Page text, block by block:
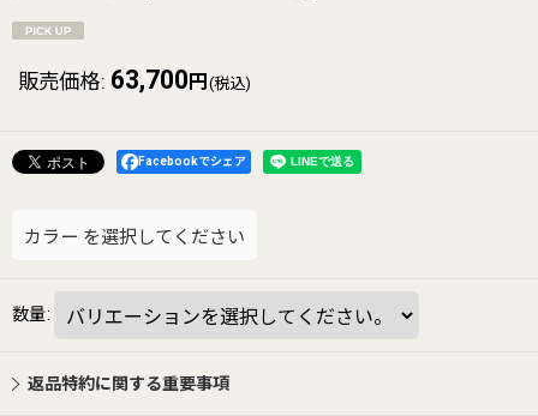
販売価格: 63,700 円 (税込)
Facebookでシェア
カラー を選択してください
数量:
返品特約に関する重要事項